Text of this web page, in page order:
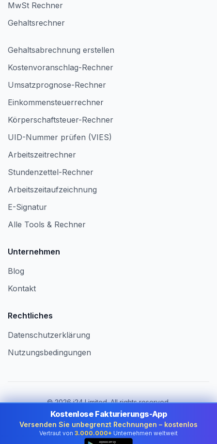
MwSt Rechner
Gehaltsrechner
Gehaltsabrechnung erstellen
Kostenvoranschlag-Rechner
Umsatzprognose-Rechner
Einkommensteuerrechner
Körperschaftsteuer-Rechner
UID-Nummer prüfen (VIES)
Arbeitszeitrechner
Stundenzettel-Rechner
Arbeitszeitaufzeichnung
E-Signatur
Alle Tools & Rechner
Unternehmen
Blog
Kontakt
Rechtliches
Datenschutzerklärung
Nutzungsbedingungen
©2026i24 Limited. All rights reserved.
Für Unternehmen in Austria
Land ändern:
Austria
Kostenlose Fakturierungs-App
Versenden Sie unbegrenzt Rechnungen – kostenlos
Vertraut von 3.000.000+ Unternehmen weltweit